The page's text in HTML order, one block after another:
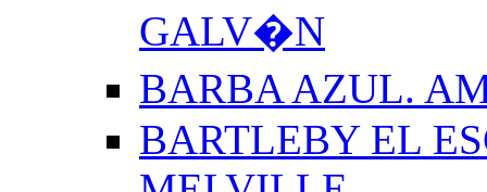
GALV�N
BARBA AZUL.
BARTLEBY EL